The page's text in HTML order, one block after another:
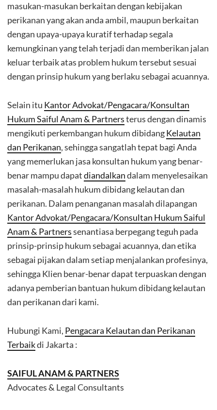
masukan-masukan berkaitan dengan kebijakan
perikanan yang akan anda ambil, maupun berkaitan
dengan upaya-upaya kuratif terhadap segala
kemungkinan yang telah terjadi dan memberikan jalan
keluar terbaik atas problem hukum tersebut sesuai
dengan prinsip hukum yang berlaku sebagai acuannya.
Selain itu Kantor Advokat/Pengacara/Konsultan
Hukum Saiful Anam & Partnersterus dengan dinamis
mengikuti perkembangan hukum dibidangKelautan
dan Perikanan, sehingga sangatlah tepat bagi Anda
yang memerlukan jasa konsultan hukum yang benar-
benar mampu dapatdiandalkandalam menyelesaikan
masalah-masalah hukum dibidang kelautan dan
perikanan. Dalam penanganan masalah dilapangan
Kantor Advokat/Pengacara/Konsultan Hukum Saiful
Anam & Partnerssenantiasa berpegang teguh pada
prinsip-prinsip hukum sebagai acuannya, dan etika
sebagai pijakan dalam setiap menjalankan profesinya,
sehingga Klien benar-benar dapat terpuaskan dengan
adanya pemberian bantuan hukum dibidang kelautan
dan perikanan dari kami.
Hubungi Kami, Pengacara Kelautan dan Perikanan
Terbaikdi Jakarta :
SAIFUL ANAM & PARTNERS
Advocates & Legal Consultants